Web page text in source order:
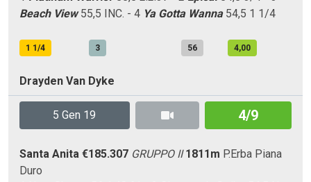
Beach View55,5 INC. - 4 Ya Gotta Wanna54,5 1 1/4
1 1/4 3 56 4,00
Drayden Van Dyke
5 Gen 19 4/9
Santa Anita €185.307 GRUPPO II 1811m P.Erba Piana
Duro